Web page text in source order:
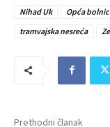
Nihad Uk
Opća
tramvajska nesreća
Prethodni članak